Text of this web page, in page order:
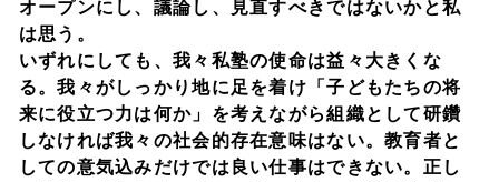
オープンにし、議論し、見直すべきではないかと私
は思う。
いずれにしても、我々私塾の使命は益々大きくな
る。我々がしっかり地に足を着け「子どもたちの将
来に役立つ力は何か」を考えながら組織として研鑽
しなければ我々の社会的存在意味はない。教育者と
しての意気込みだけでは良い仕事はできない。正し